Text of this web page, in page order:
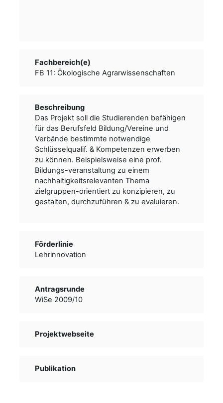
Fachbereich(e)
FB 11: Ökologische Agrarwissenschaften
Beschreibung
Das Projekt soll die Studierenden befähigen
für das Berufsfeld Bildung/Vereine und
Verbände bestimmte notwendige
Schlüsselqualif. & Kompetenzen erwerben
zu können. Beispielsweise eine prof.
Bildungs-veranstaltung zu einem
nachhaltigkeitsrelevanten Thema
zielgruppen-orientiert zu konzipieren, zu
gestalten, durchzuführen & zu evaluieren.
Förderlinie
Lehrinnovation
Antragsrunde
WiSe 2009/10
Projektwebseite
Publikation